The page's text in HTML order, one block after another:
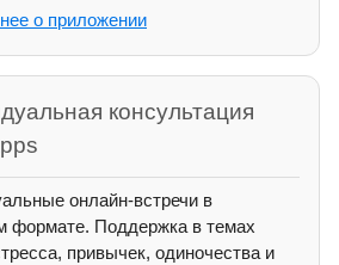
о приложении
консультация
онлайн-встречи в
формате. Поддержка в темах
привычек, одиночества и